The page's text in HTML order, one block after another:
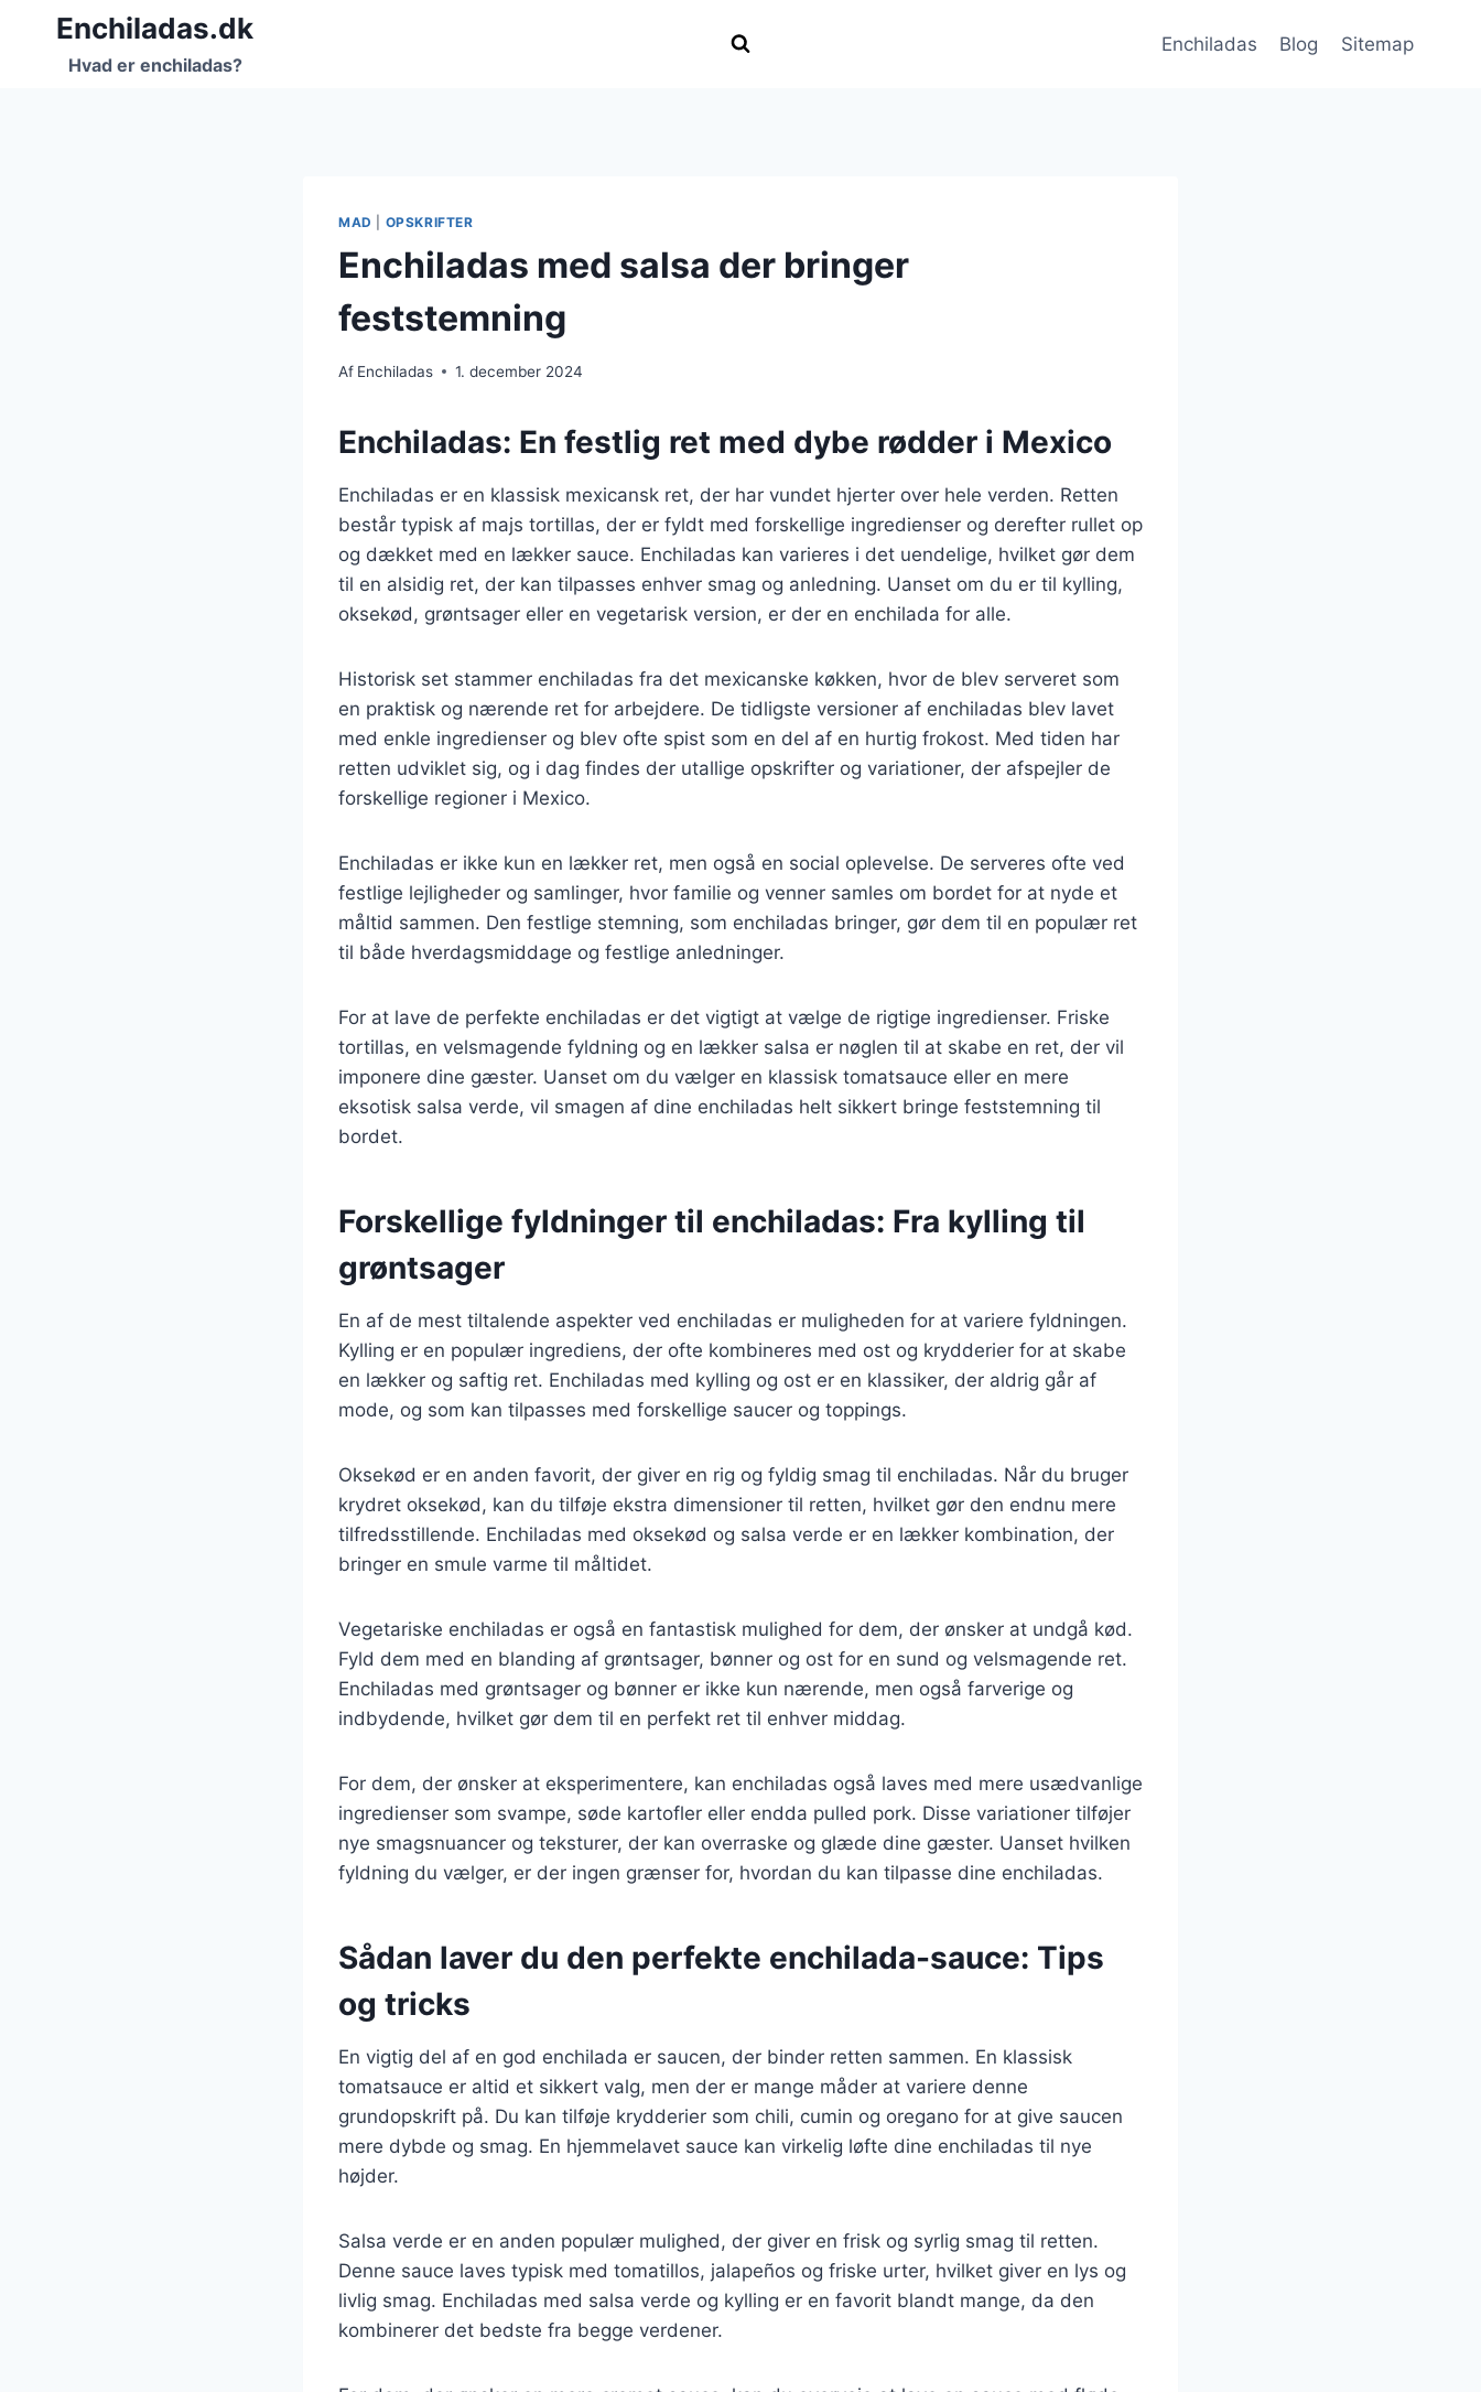
FortsætEnchiladas.dk
Hvad er enchiladas?
Enchiladas Blog Sitemap
MAD OPSKRIFTER
Enchiladas med salsa der bringer
feststemning
Af Enchiladas 1. december 2024
Enchiladas: En festlig ret med dybe rødder i Mexico
Enchiladas er en klassisk mexicansk ret, der har vundet hjerter over hele verden. Retten
består typisk af majs tortillas, der er fyldt med forskellige ingredienser og derefter rullet op
og dækket med en lækker sauce. Enchiladas kan varieres i det uendelige, hvilket gør dem
til en alsidig ret, der kan tilpasses enhver smag og anledning. Uanset om du er til kylling,
oksekød, grøntsager eller en vegetarisk version, er der en enchilada for alle.
Historisk set stammer enchiladas fra det mexicanske køkken, hvor de blev serveret som
en praktisk og nærende ret for arbejdere. De tidligste versioner af enchiladas blev lavet
med enkle ingredienser og blev ofte spist som en del af en hurtig frokost. Med tiden har
retten udviklet sig, og i dag findes der utallige opskrifter og variationer, der afspejler de
forskellige regioner i Mexico.
Enchiladas er ikke kun en lækker ret, men også en social oplevelse. De serveres ofte ved
festlige lejligheder og samlinger, hvor familie og venner samles om bordet for at nyde et
måltid sammen. Den festlige stemning, som enchiladas bringer, gør dem til en populær ret
til både hverdagsmiddage og festlige anledninger.
For at lave de perfekte enchiladas er det vigtigt at vælge de rigtige ingredienser. Friske
tortillas, en velsmagende fyldning og en lækker salsa er nøglen til at skabe en ret, der vil
imponere dine gæster. Uanset om du vælger en klassisk tomatsauce eller en mere
eksotisk salsa verde, vil smagen af dine enchiladas helt sikkert bringe feststemning til
bordet.
Forskellige fyldninger til enchiladas: Fra kylling til
grøntsager
En af de mest tiltalende aspekter ved enchiladas er muligheden for at variere fyldningen.
Kylling er en populær ingrediens, der ofte kombineres med ost og krydderier for at skabe
en lækker og saftig ret. Enchiladas med kylling og ost er en klassiker, der aldrig går af
mode, og som kan tilpasses med forskellige saucer og toppings.
Oksekød er en anden favorit, der giver en rig og fyldig smag til enchiladas. Når du bruger
krydret oksekød, kan du tilføje ekstra dimensioner til retten, hvilket gør den endnu mere
tilfredsstillende. Enchiladas med oksekød og salsa verde er en lækker kombination, der
bringer en smule varme til måltidet.
Vegetariske enchiladas er også en fantastisk mulighed for dem, der ønsker at undgå kød.
Fyld dem med en blanding af grøntsager, bønner og ost for en sund og velsmagende ret.
Enchiladas med grøntsager og bønner er ikke kun nærende, men også farverige og
indbydende, hvilket gør dem til en perfekt ret til enhver middag.
For dem, der ønsker at eksperimentere, kan enchiladas også laves med mere usædvanlige
ingredienser som svampe, søde kartofler eller endda pulled pork. Disse variationer tilføjer
nye smagsnuancer og teksturer, der kan overraske og glæde dine gæster. Uanset hvilken
fyldning du vælger, er der ingen grænser for, hvordan du kan tilpasse dine enchiladas.
Sådan laver du den perfekte enchilada-sauce: Tips
og tricks
En vigtig del af en god enchilada er saucen, der binder retten sammen. En klassisk
tomatsauce er altid et sikkert valg, men der er mange måder at variere denne
grundopskrift på. Du kan tilføje krydderier som chili, cumin og oregano for at give saucen
mere dybde og smag. En hjemmelavet sauce kan virkelig løfte dine enchiladas til nye
højder.
Salsa verde er en anden populær mulighed, der giver en frisk og syrlig smag til retten.
Denne sauce laves typisk med tomatillos, jalapeños og friske urter, hvilket giver en lys og
livlig smag. Enchiladas med salsa verde og kylling er en favorit blandt mange, da den
kombinerer det bedste fra begge verdener.